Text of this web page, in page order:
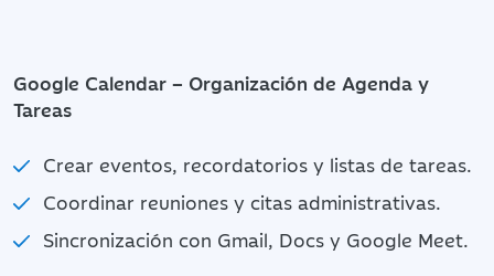
Google Calendar – Organización de Agenda y
Tareas
Crear eventos, recordatorios y listas de tareas.
Coordinar reuniones y citas administrativas.
Sincronización con Gmail, Docs y Google Meet.